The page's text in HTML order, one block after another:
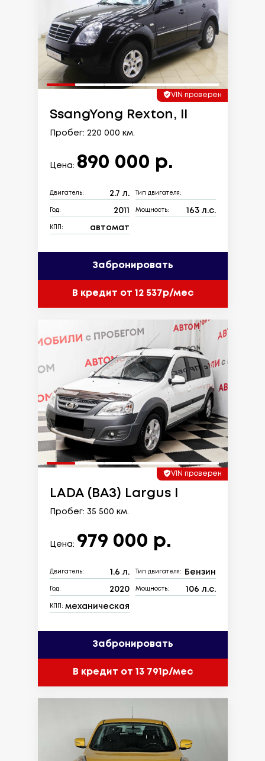
VIN проверен
SsangYong Rexton, II
Пробег: 220 000 км.
Цена: 890 000 р.
Двигатель: 2.7 л. Тип двигателя:
Год: 2011 Мощность: 163 л.с.
КПП: автомат
Забронировать
В кредит от 12 537р/мес
VIN проверен
LADA (ВАЗ) Largus I
Пробег: 35 500 км.
Цена: 979 000 р.
Двигатель: 1.6 л. Тип двигателя: Бензин
Год: 2020 Мощность: 106 л.с.
КПП: механическая
Забронировать
В кредит от 13 791р/мес